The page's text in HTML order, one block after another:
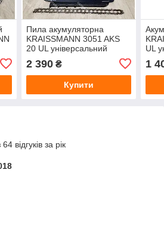
Пила акумуляторна
KRAISSMANN 3051 AKS
20 UL універсальний
акумулятора
2 390₴
Купити
UL
1
відгуків за рік